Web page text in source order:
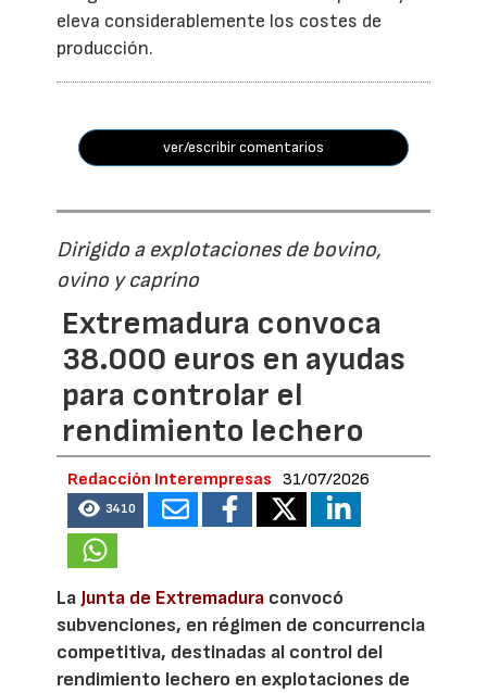
eleva considerablemente los costes de
producción.
ver/escribir comentarios
Dirigido a explotaciones de bovino,
ovino y caprino
Extremadura convoca
38.000 euros en ayudas
para controlar el
rendimiento lechero
Redacción Interempresas 31/07/2026
3410
LaJunta de Extremadura convocó
subvenciones, en régimen de concurrencia
competitiva, destinadas al control del
rendimiento lechero en explotaciones de